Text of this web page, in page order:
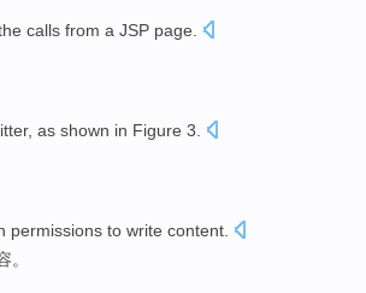
calls from a JSP page.
, as shown in Figure 3
permissions to write content
。